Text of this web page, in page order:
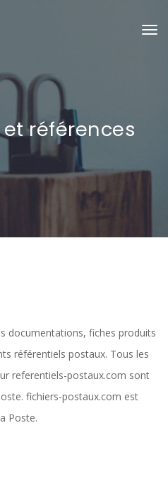
références
documentations, fiches produits
référentiels postaux. Tous les
referentiels-postaux.com sont
fichiers-postaux.com est
Poste.